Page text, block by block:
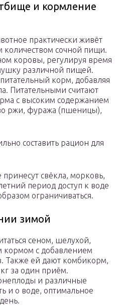
и кормление
практически живёт
количеством сочной пищи.
коровы, регулируя время
различной пищей.
корм, добавляя
Питательными считают
с высоким содержанием
ржи, фуража (пшеницы),
составить рацион для
свёкла, морковь,
период доступ к воде
ограничиваться.
зимой
сеном, шелухой,
кормом с добавлением
Также ей дают комбикорм,
за один приём.
и различные
и о воде, оптимальное